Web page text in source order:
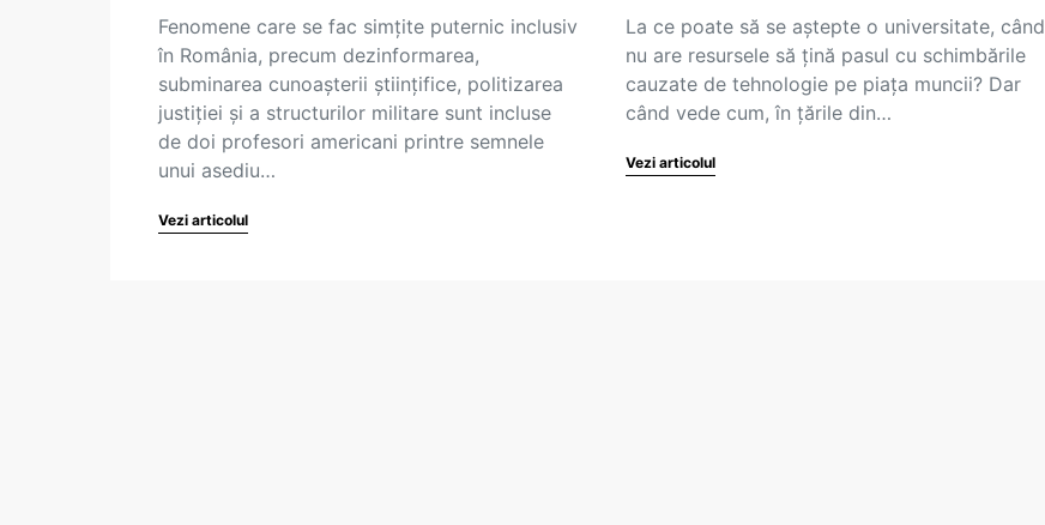
Fenomene care se fac simțite puternic inclusiv
în România, precum dezinformarea,
subminarea cunoașterii științifice, politizarea
justiției și a structurilor militare sunt incluse
de doi profesori americani printre semnele
unui asediu…
Vezi articolul
La ce poate să se aștepte o universitate, când
nu are resursele să țină pasul cu schimbările
cauzate de tehnologie pe piața muncii? Dar
când vede cum, în țările din…
Vezi articolul